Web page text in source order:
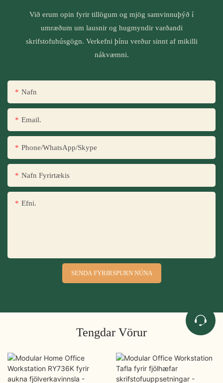
Við erum opin fyrir tillögum og mjög samvinnuþýð í
umræðum um lausnir og hugmyndir varðandi
skrifstofuhúsgögn. Verkefni þínu verður sinnt af mikilli
nákvæmni.
Nafn
Email.
Phone/WhatsApp/Skype
Nafn Fyrirtækis
Efni.
SENDA FYRIRSPURN NÚNA
Tengdar Vörur